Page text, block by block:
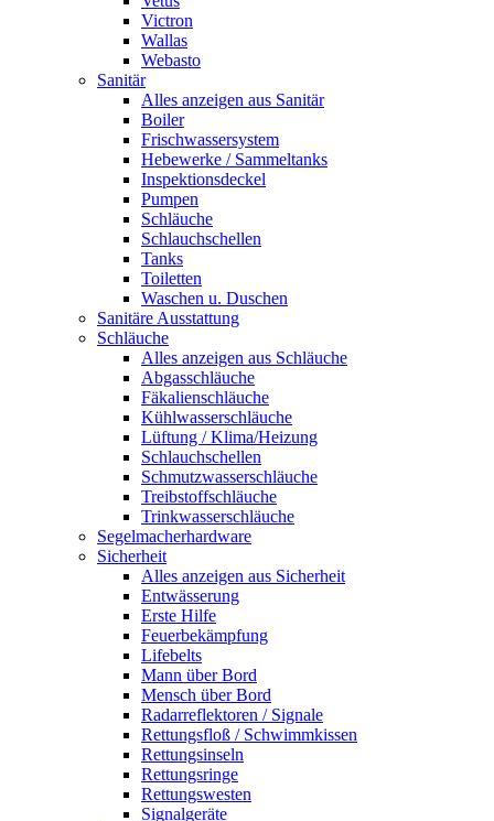
Victron
Wallas
Webasto
Sanitär
Alles anzeigen aus Sanitär
Boiler
Frischwassersystem
Hebewerke / Sammeltanks
Inspektionsdeckel
Pumpen
Schläuche
Schlauchschellen
Tanks
Toiletten
Waschen u. Duschen
Sanitäre Ausstattung
Schläuche
Alles anzeigen aus Schläuche
Abgasschläuche
Fäkalienschläuche
Kühlwasserschläuche
Lüftung / Klima/Heizung
Schlauchschellen
Schmutzwasserschläuche
Treibstoffschläuche
Trinkwasserschläuche
Segelmacherhardware
Sicherheit
Alles anzeigen aus Sicherheit
Entwässerung
Erste Hilfe
Feuerbekämpfung
Lifebelts
Mann über Bord
Mensch über Bord
Radarreflektoren / Signale
Rettungsfloß / Schwimmkissen
Rettungsinseln
Rettungsringe
Rettungswesten
Signalgeräte